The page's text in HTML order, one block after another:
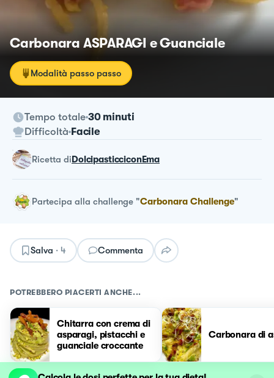
Carbonara ASPARAGI e Guanciale
Modalità passo passo
Tempo totale 30 minuti
Difficoltà Facile
ricetta diDolcipasticciconEma
Partecipa alla challenge "Carbonara Challenge"
Salva · 4 Commenta
POTREBBERO PIACERTI ANCHE...
Chitarra con crema di
asparagi, pistacchi e
guanciale croccante
Carbonara di